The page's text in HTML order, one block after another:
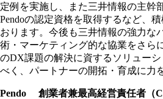
定例を実施し、また三井情報の主幹
Pendoの認定資格を取得するなど、
おります。今後も三井情報の強力な
術・マーケティング的な協業をさら
のDX課題の解決に資するソリュー
べく、パートナーの開拓・育成に力
Pendo 創業者兼最高経営責任者（